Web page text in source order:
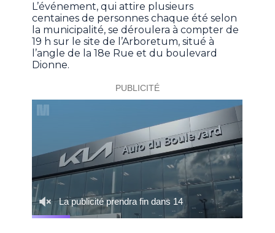
L’événement, qui attire plusieurs
centaines de personnes chaque été selon
la municipalité, se déroulera à compter de
19 h sur le site de l’Arboretum, situé à
l’angle de la 18e Rue et du boulevard
Dionne.